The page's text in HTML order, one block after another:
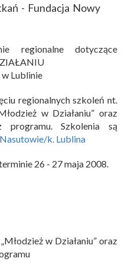
- Fundacja Nowy
regionalne dotyczące
Lublinie
regionalnych szkoleń nt.
w Działaniu” oraz
programu. Szkolenia są
Nasutowie/k. Lublina
26 - 27 maja 2008.
w Działaniu” oraz